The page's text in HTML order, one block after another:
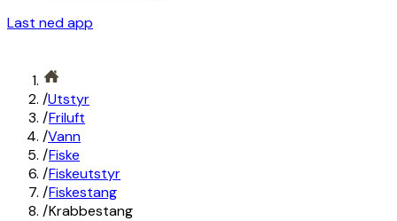
Last ned app
/Utstyr
/Friluft
/Vann
/Fiske
/Fiskeutstyr
/Fiskestang
/Krabbestang